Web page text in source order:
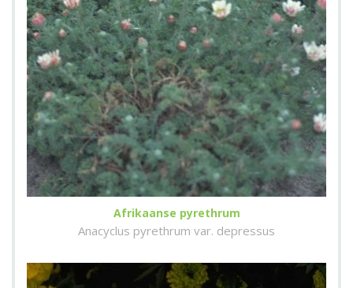
Afrikaanse pyrethrum
Anacyclus pyrethrum var. depressus